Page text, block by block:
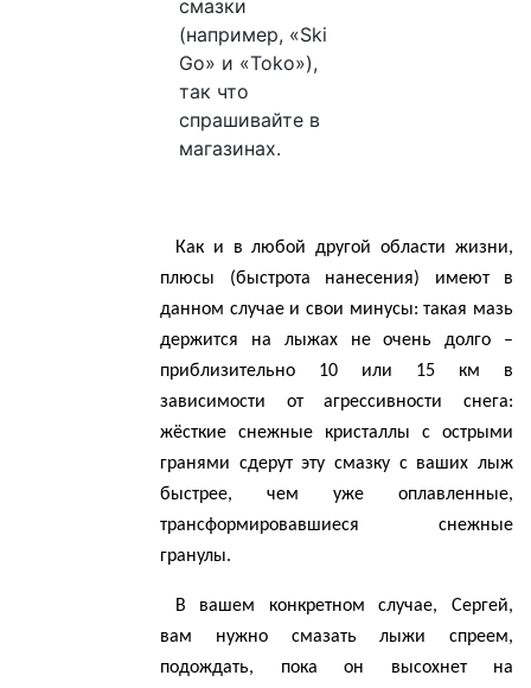
смазки
(например, «Ski
Go» и «Toko»),
так что
спрашивайте в
магазинах.
Как и в любой другой области жизни,
плюсы (быстрота нанесения) имеют в
данном случае и свои минусы: такая мазь
держится на лыжах не очень долго –
приблизительно 10 или 15 км в
зависимости от агрессивности снега:
жёсткие снежные кристаллы с острыми
гранями сдерут эту смазку с ваших лыж
быстрее, чем уже оплавленные,
трансформировавшиеся снежные
гранулы.
В вашем конкретном случае, Сергей,
вам нужно смазать лыжи спреем,
подождать, пока он высохнет на